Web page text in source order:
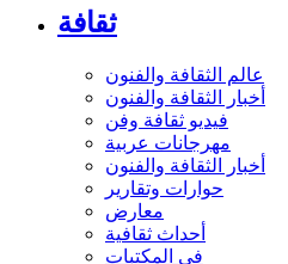
ثقافة
عالم الثقافة والفنون
أخبار الثقافة والفنون
فيديو ثقافة وفن
مهرجانات عربية
أخبار الثقافة والفنون
حوارات وتقارير
معارض
أحداث ثقافية
في المكتبات